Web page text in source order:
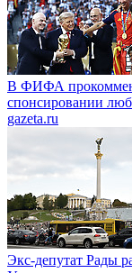
В ФИФА
спонсировании
gazeta.ru
Экс-депутат Рады